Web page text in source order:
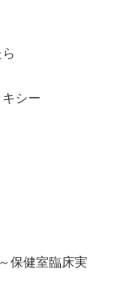
シー
保健室臨床実